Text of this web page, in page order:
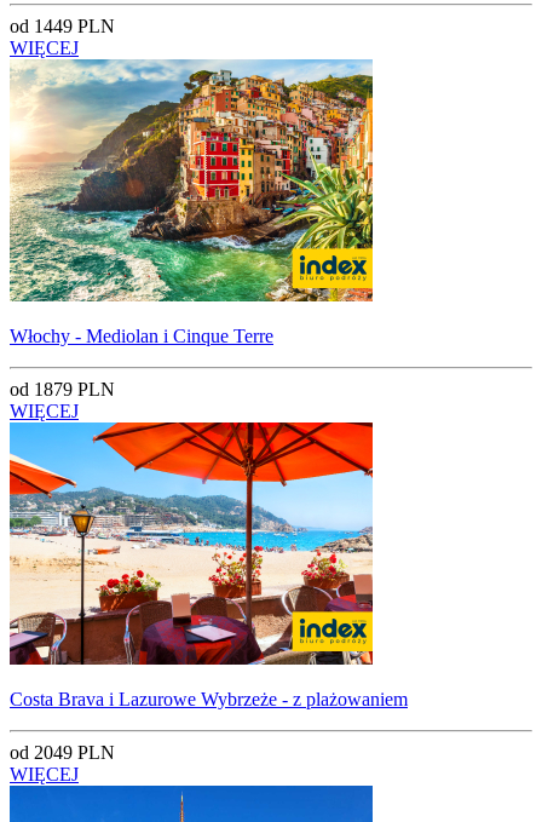
od 1449 PLN
WIĘCEJ
Włochy - Mediolan i Cinque Terre
od 1879 PLN
WIĘCEJ
Costa Brava i Lazurowe Wybrzeże - z plażowaniem
od 2049 PLN
WIĘCEJ